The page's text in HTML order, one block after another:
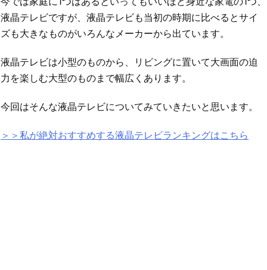
液晶テレビですが、液晶テレビも当初の時期に比べるとサイ
ズも大きなものがいろんなメーカーから出ています。
液晶テレビは小型のものから、リビングに置いて大画面の迫
力を楽しむ大型のものまで幅広くあります。
今回はそんな液晶テレビについてみていきたいと思います。
＞＞私が絶対おすすめする液晶テレビランキングはこちら